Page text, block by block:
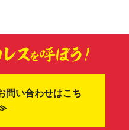
問い合わせはこち